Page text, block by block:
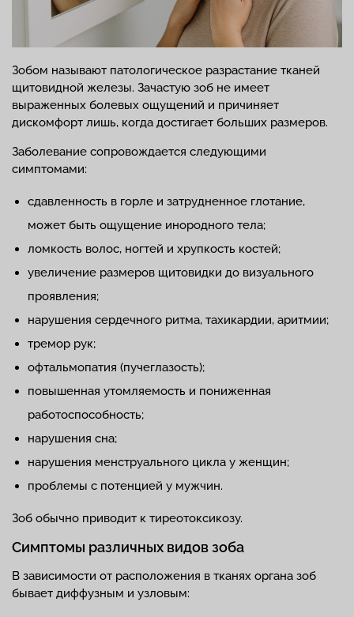
Зобом называют патологическое разрастание тканей
щитовидной железы. Зачастую зоб не имеет
выраженных болевых ощущений и причиняет
дискомфорт лишь, когда достигает больших размеров.
Заболевание сопровождается следующими
симптомами:
сдавленность в горле и затрудненное глотание,
может быть ощущение инородного тела;
ломкость волос, ногтей и хрупкость костей;
увеличение размеров щитовидки до визуального
проявления;
нарушения сердечного ритма, тахикардии, аритмии;
тремор рук;
офтальмопатия (пучеглазость);
повышенная утомляемость и пониженная
работоспособность;
нарушения сна;
нарушения менструального цикла у женщин;
проблемы с потенцией у мужчин.
Зоб обычно приводит к тиреотоксикозу.
Симптомы различных видов зоба
В зависимости от расположения в тканях органа зоб
бывает диффузным и узловым: